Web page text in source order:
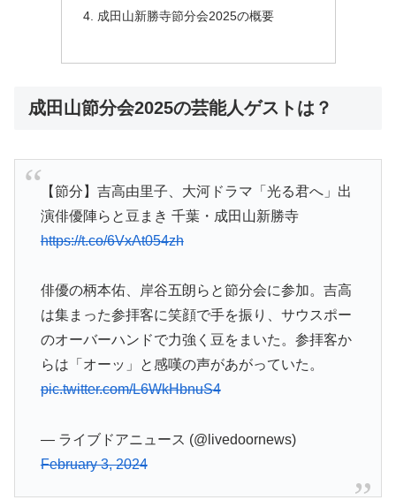
成田山新勝寺節分会2025の概要
成田山節分会2025の芸能人ゲストは？
【節分】吉高由里子、大河ドラマ「光る君へ」出
演俳優陣らと豆まき 千葉・成田山新勝寺
https://t.co/6VxAt054zh
俳優の柄本佑、岸谷五朗らと節分会に参加。吉高
は集まった参拝客に笑顔で手を振り、サウスポー
のオーバーハンドで力強く豆をまいた。参拝客か
らは「オーッ」と感嘆の声があがっていた。
pic.twitter.com/L6WkHbnuS4
— ライブドアニュース (@livedoornews)
February 3, 2024